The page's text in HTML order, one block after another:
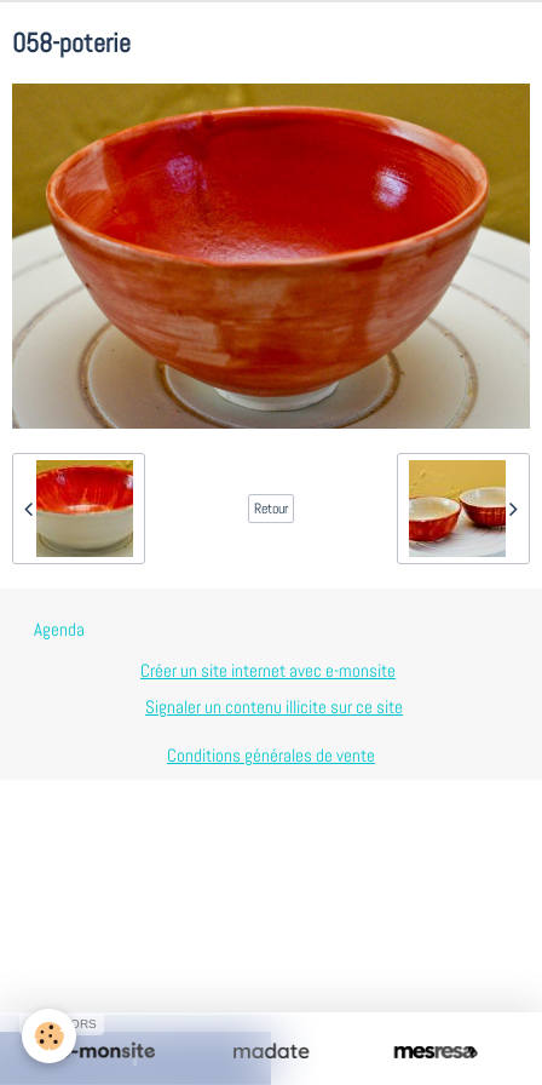
058-poterie
Retour
Agenda
Créer un site internet avec e-monsite
Signaler un contenu illicite sur ce site
Conditions générales de vente
SPONSORS